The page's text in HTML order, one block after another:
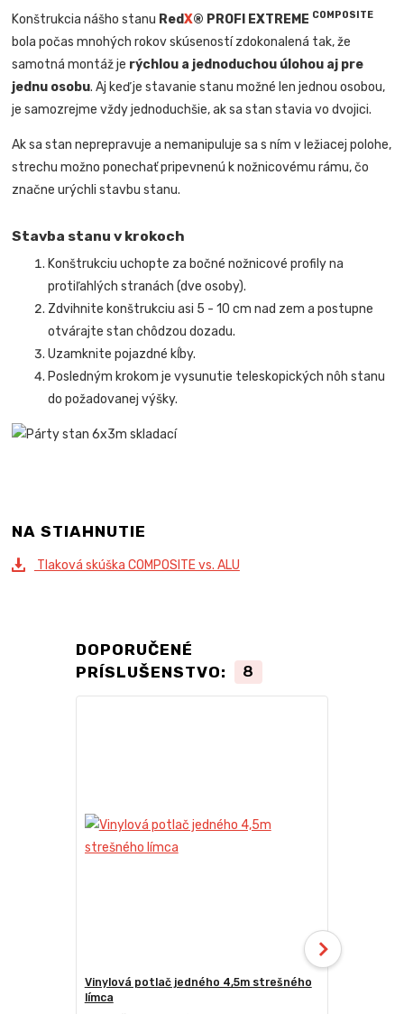
Konštrukcia nášho stanu RedX® PROFI EXTREME COMPOSITE
bola počas mnohých rokov skúseností zdokonalená tak, že
samotná montáž je rýchlou a jednoduchou úlohou aj pre
jednu osobu. Aj keď je stavanie stanu možné len jednou osobou,
je samozrejme vždy jednoduchšie, ak sa stan stavia vo dvojici.
Ak sa stan neprepravuje a nemanipuluje sa s ním v ležiacej polohe,
strechu možno ponechať pripevnenú k nožnicovému rámu, čo
značne urýchli stavbu stanu.
Stavba stanu v krokoch
Konštrukciu uchopte za bočné nožnicové profily na
protiľahlých stranách (dve osoby).
Zdvihnite konštrukciu asi 5 - 10 cm nad zem a postupne
otvárajte stan chôdzou dozadu.
Uzamknite pojazdné kĺby.
Posledným krokom je vysunutie teleskopických nôh stanu
do požadovanej výšky.
NA STIAHNUTIE
Tlaková skúška COMPOSITE vs. ALU
DOPORUČENÉ
PRÍSLUŠENSTVO:
8
Vinylová potlač jedného 4,5m strešného
límca